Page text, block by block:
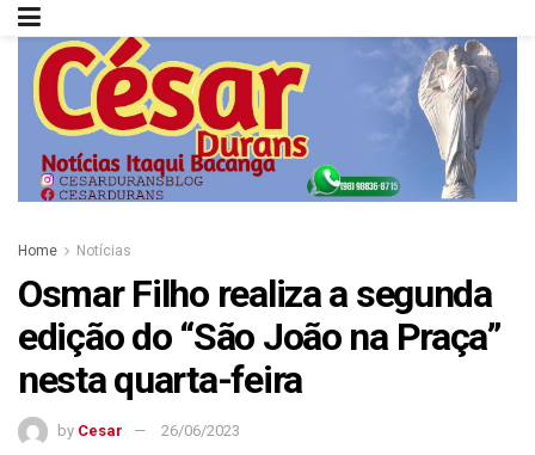
Home Notícias
Osmar Filho realiza a segunda
edição do “São João na Praça”
nesta quarta-feira
by Cesar 26/06/2023